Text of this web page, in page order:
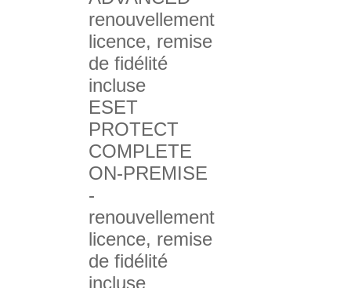
renouvellement
licence, remise
de fidélité
incluse
ESET
PROTECT
COMPLETE
ON-PREMISE
-
renouvellement
licence, remise
de fidélité
incluse